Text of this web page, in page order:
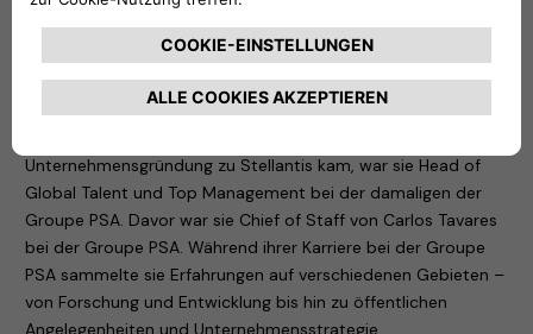
führt, bei der sie sich auf die Herausforderungen der
Umsetzung konzentriert und unseren Stakeholdern hohe
Performance und langfristigen Wert liefert.“
Mathilde Lheureux kann auf mehr als 15 Jahre Erfahrung im
Unternehmensgründung zu Stellantis kam, war sie Head of
Global Talent und Top Management bei der damaligen der
Groupe PSA. Davor war sie Chief of Staff von Carlos Tavares
bei der Groupe PSA. Während ihrer Karriere bei der Groupe
PSA sammelte sie Erfahrungen auf verschiedenen Gebieten –
von Forschung und Entwicklung bis hin zu öffentlichen
Angelegenheiten und Unternehmensstrategie.